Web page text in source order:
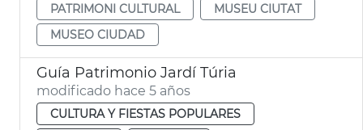
PATRIMONI CULTURAL
MUSEU CIUTAT
MUSEO CIUDAD
Guía Patrimonio Jardí Túria
modificado hace 5 años
CULTURA Y FIESTAS POPULARES